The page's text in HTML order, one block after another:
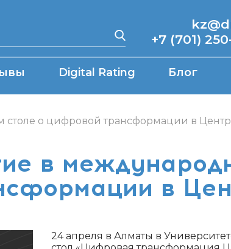
+7 (701)
Digital Rating Блог
столе о цифровой трансформации в
в
в
24 апреля в Алматы в